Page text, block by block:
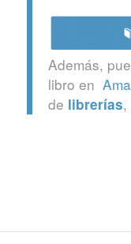
Además,
libro en
de librerías,